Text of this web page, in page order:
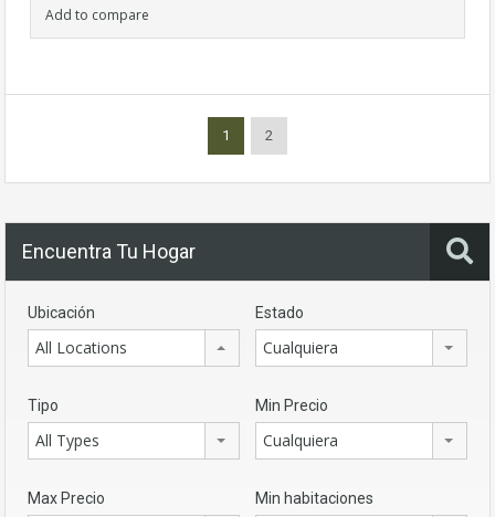
Add to compare
1 2
Encuentra Tu Hogar
Ubicación
All Locations
Estado
Cualquiera
Tipo
All Types
Min Precio
Cualquiera
Max Precio Min habitaciones